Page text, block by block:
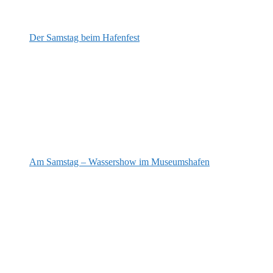
Der Samstag beim Hafenfest
Am Samstag – Wassershow im Museumshafen